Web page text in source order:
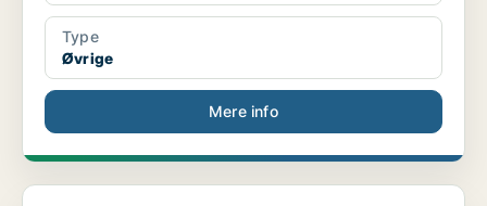
Type
Øvrige
Mere info
Serviceminded borgerservicekonsulent